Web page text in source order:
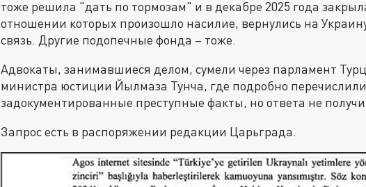
тоже решила "дать по тормозам" и в декабре 2025 года
отношении которых произошло насилие, вернулись на
связь. Другие подопечные фонда – тоже.
Адвокаты, занимавшиеся делом, сумели через парламент
министра юстиции Йылмаза Тунча, где подробно
задокументированные преступные факты, но ответа не
Запрос есть в распоряжении редакции Царьграда.